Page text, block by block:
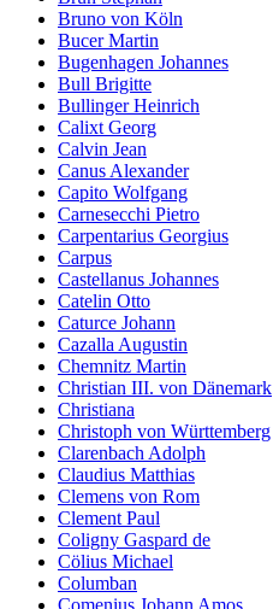
Bruno von Köln
Bucer Martin
Bugenhagen Johannes
Bull Brigitte
Bullinger Heinrich
Calixt Georg
Calvin Jean
Canus Alexander
Capito Wolfgang
Carnesecchi Pietro
Carpentarius Georgius
Carpus
Castellanus Johannes
Catelin Otto
Caturce Johann
Cazalla Augustin
Chemnitz Martin
Christian III. von Dänemark
Christiana
Christoph von Württemberg
Clarenbach Adolph
Claudius Matthias
Clemens von Rom
Clement Paul
Coligny Gaspard de
Cölius Michael
Columban